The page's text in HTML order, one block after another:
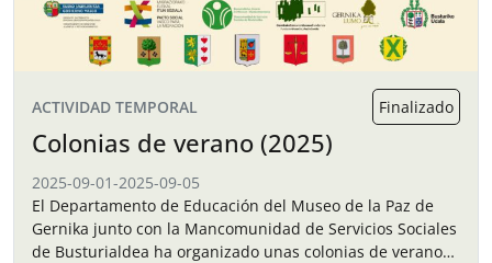
ACTIVIDAD TEMPORAL Finalizado
Colonias de verano (2025)
2025-09-01-2025-09-05
El Departamento de Educación del Museo de la Paz de
Gernika junto con la Mancomunidad de Servicios Sociales
de Busturialdea ha organizado unas colonias de verano